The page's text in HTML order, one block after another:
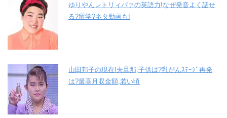
ゆりやんレトリィバァの英語力!なぜ発音よく話せ
る?留学?ネタ動画も!
山田邦子の現在!夫旦那,子供は?乳がんｽﾃｰｼﾞ再発
は?最高月収金額,若い頃